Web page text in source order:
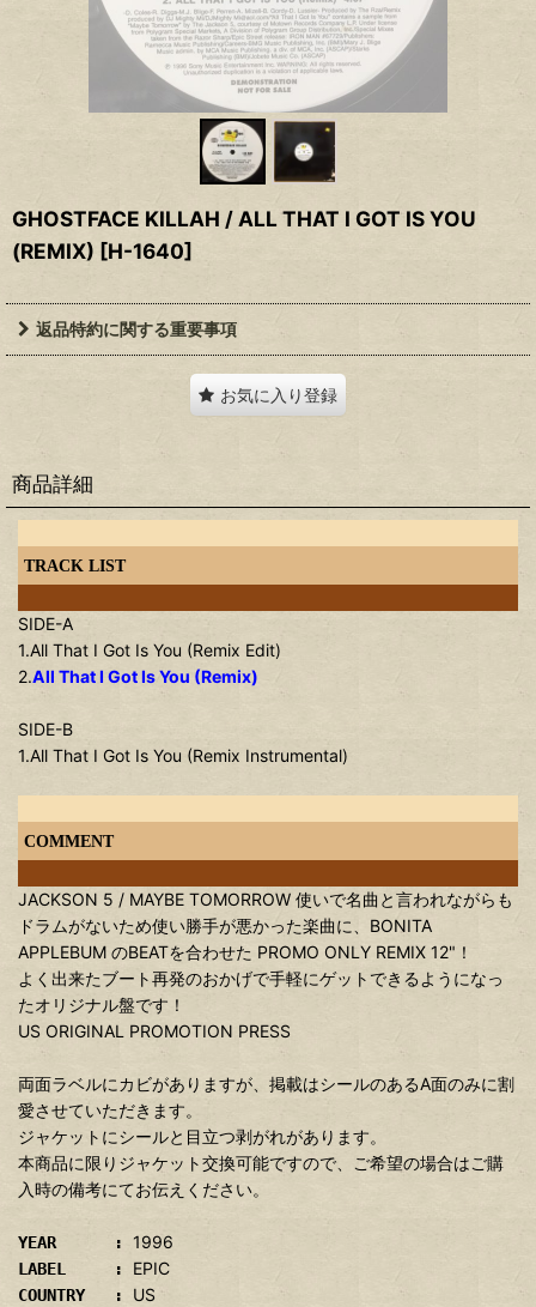
GHOSTFACE KILLAH / ALL THAT I GOT IS YOU
(REMIX) [H-1640]
返品特約に関する重要事項
お気に入り登録
商品詳細
TRACK LIST
SIDE-A
1.All That I Got Is You (Remix Edit)
2.All That I Got Is You (Remix)
SIDE-B
1.All That I Got Is You (Remix Instrumental)
COMMENT
JACKSON 5 / MAYBE TOMORROW 使いで名曲と言われながらも
ドラムがないため使い勝手が悪かった楽曲に、BONITA
APPLEBUM のBEATを合わせた PROMO ONLY REMIX 12"！
よく出来たブート再発のおかげで手軽にゲットできるようになっ
たオリジナル盤です！
US ORIGINAL PROMOTION PRESS
両面ラベルにカビがありますが、掲載はシールのあるA面のみに割
愛させていただきます。
ジャケットにシールと目立つ剥がれがあります。
本商品に限りジャケット交換可能ですので、ご希望の場合はご購
入時の備考にてお伝えください。
YEAR : 1996
LABEL : EPIC
COUNTRY : US